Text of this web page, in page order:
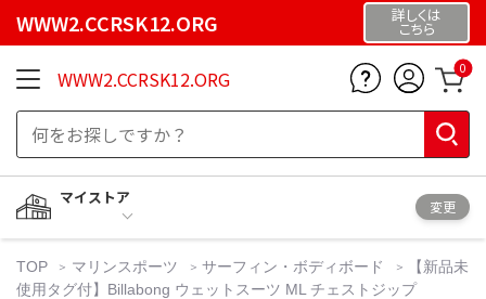
WWW2.CCRSK12.ORG 詳しくは
こちら
WWW2.CCRSK12.ORG 0
マイストア
変更
TOP マリンスポーツ サーフィン・ボディボード
【新品未
使用タグ付】Billabong ウェットスーツ ML チェストジップ